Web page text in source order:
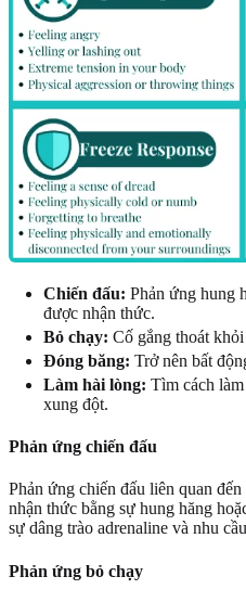
Chiến đấu: Phản ứng hung
được nhận thức.
Bỏ chạy: Cố gắng thoát
Đóng băng: Trở nên bất
Làm hài lòng: Tìm cách
xung đột.
Phản ứng chiến đấu
Phản ứng chiến đấu liên quan
nhận thức bằng sự hung hăng
sự dâng trào adrenaline và nhu
Phản ứng bỏ chạy